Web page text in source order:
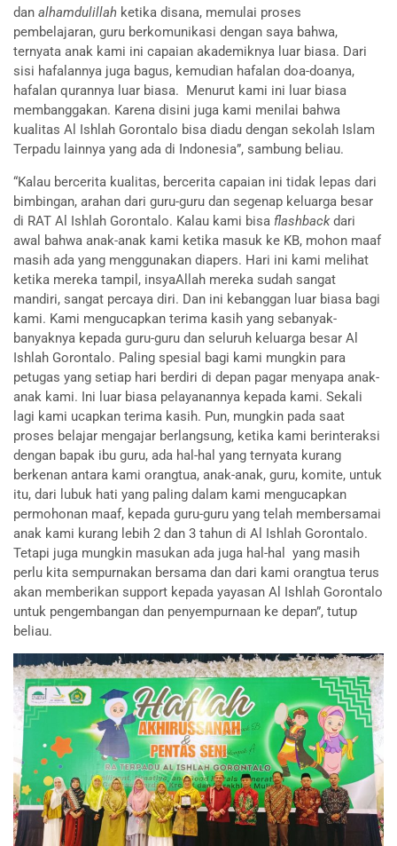
dan alhamdulillah ketika disana, memulai proses
pembelajaran, guru berkomunikasi dengan saya bahwa,
ternyata anak kami ini capaian akademiknya luar biasa. Dari
sisi hafalannya juga bagus, kemudian hafalan doa-doanya,
hafalan qurannya luar biasa. Menurut kami ini luar biasa
membanggakan. Karena disini juga kami menilai bahwa
kualitas Al Ishlah Gorontalo bisa diadu dengan sekolah Islam
Terpadu lainnya yang ada di Indonesia”, sambung beliau.
“Kalau bercerita kualitas, bercerita capaian ini tidak lepas dari
bimbingan, arahan dari guru-guru dan segenap keluarga besar
di RAT Al Ishlah Gorontalo. Kalau kami bisa flashbackdari
awal bahwa anak-anak kami ketika masuk ke KB, mohon maaf
masih ada yang menggunakan diapers. Hari ini kami melihat
ketika mereka tampil, insyaAllah mereka sudah sangat
mandiri, sangat percaya diri. Dan ini kebanggan luar biasa bagi
kami. Kami mengucapkan terima kasih yang sebanyak-
banyaknya kepada guru-guru dan seluruh keluarga besar Al
Ishlah Gorontalo. Paling spesial bagi kami mungkin para
petugas yang setiap hari berdiri di depan pagar menyapa anak-
anak kami. Ini luar biasa pelayanannya kepada kami. Sekali
lagi kami ucapkan terima kasih. Pun, mungkin pada saat
proses belajar mengajar berlangsung, ketika kami berinteraksi
dengan bapak ibu guru, ada hal-hal yang ternyata kurang
berkenan antara kami orangtua, anak-anak, guru, komite, untuk
itu, dari lubuk hati yang paling dalam kami mengucapkan
permohonan maaf, kepada guru-guru yang telah membersamai
anak kami kurang lebih 2 dan 3 tahun di Al Ishlah Gorontalo.
Tetapi juga mungkin masukan ada juga hal-hal yang masih
perlu kita sempurnakan bersama dan dari kami orangtua terus
akan memberikan support kepada yayasan Al Ishlah Gorontalo
untuk pengembangan dan penyempurnaan ke depan”, tutup
beliau.